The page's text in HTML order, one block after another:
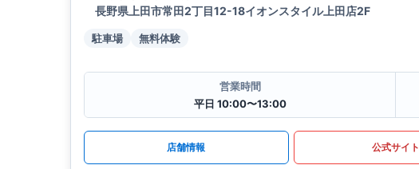
長野県上田市常田2丁目12-18イオンスタイル上田店2F
駐車場 無料体験
営業時間
平日 10:00〜13:00
店舗情報 公式サイト